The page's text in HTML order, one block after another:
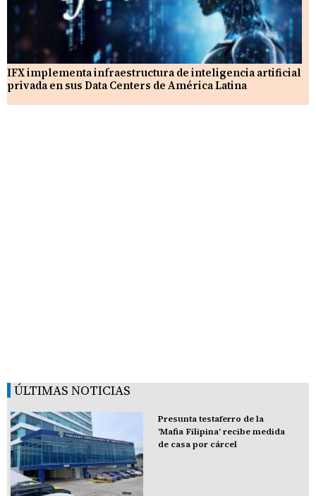
IFX implementa infraestructura de inteligencia artificial
privada en sus Data Centers de América Latina
ÚLTIMAS NOTICIAS
Presunta testaferro de la
'Mafia Filipina' recibe medida
de casa por cárcel